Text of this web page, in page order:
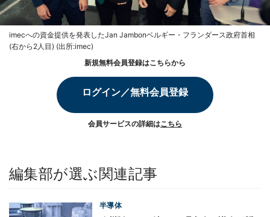
imecへの資金提供を発表したJan Jambonベルギー・フランダース政府首相
(右から2人目) (出所:imec)
新規無料会員登録はこちらから
ログイン／無料会員登録
会員サービスの詳細はこちら
編集部が選ぶ関連記事
半導体